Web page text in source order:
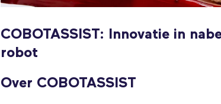
COBOTASSIST: Innovatie in
robot
Over COBOTASSIST